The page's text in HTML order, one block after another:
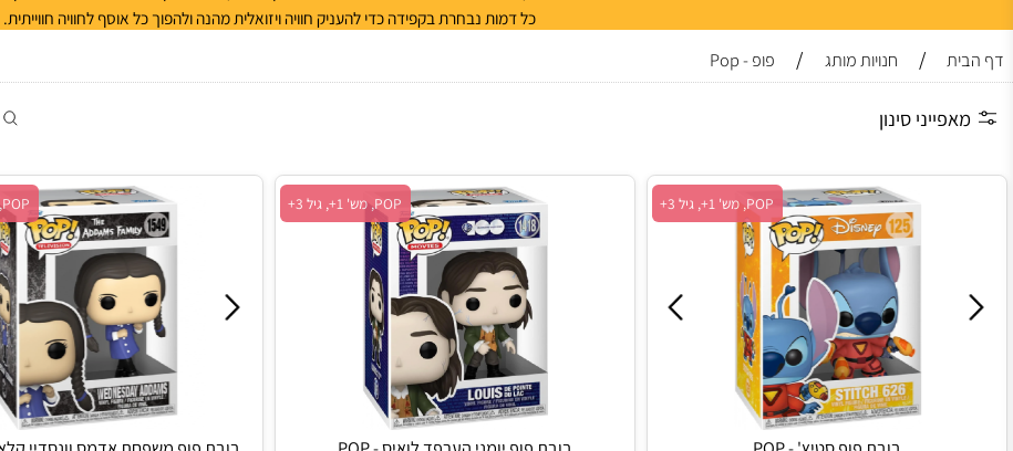
הבובות מאפשרות לילדים, בני נוער ומבוגרים להתחבר לתחומי העניין שלהם, ליצור אוסף אישי ולעצב חדר או מדף
/ חנויות מותג / פופ - Pop
POP, מש' 1+, גיל 3+ POP, מש' 1+, גיל 3+ POP, מש' 1+, גיל 3+